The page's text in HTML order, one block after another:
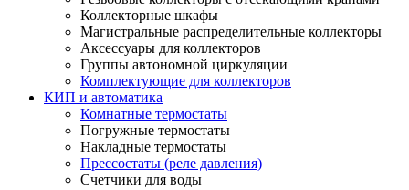
Коллекторные шкафы
Магистральные распределительные коллекторы
Аксессуары для коллекторов
Группы автономной циркуляции
Комплектующие для коллекторов
КИП и автоматика
Комнатные термостаты
Погружные термостаты
Накладные термостаты
Прессостаты (реле давления)
Счетчики для воды